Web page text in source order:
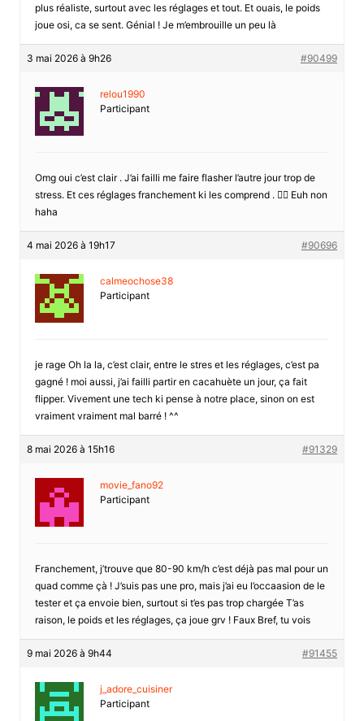
plus réaliste, surtout avec les réglages et tout. Et ouais, le poids
joue osi, ca se sent. Génial ! Je m’embrouille un peu là
3 mai 2026 à 9h26 #90499
relou1990
Participant
Omg oui c’est clair . J’ai failli me faire flasher l’autre jour trop de
stress. Et ces réglages franchement ki les comprend . 🤦‍♀️ Euh non
haha
4 mai 2026 à 19h17 #90696
calmeochose38
Participant
je rage Oh la la, c’est clair, entre le stres et les réglages, c’est pa
gagné ! moi aussi, j’ai failli partir en cacahuète un jour, ça fait
flipper. Vivement une tech ki pense à notre place, sinon on est
vraiment vraiment mal barré ! ^^
8 mai 2026 à 15h16 #91329
movie_fano92
Participant
Franchement, j’trouve que 80-90 km/h c’est déjà pas mal pour un
quad comme çà ! J’suis pas une pro, mais j’ai eu l’occaasion de le
tester et ça envoie bien, surtout si t’es pas trop chargée T’as
raison, le poids et les réglages, ça joue grv ! Faux Bref, tu vois
9 mai 2026 à 9h44 #91455
j_adore_cuisiner
Participant